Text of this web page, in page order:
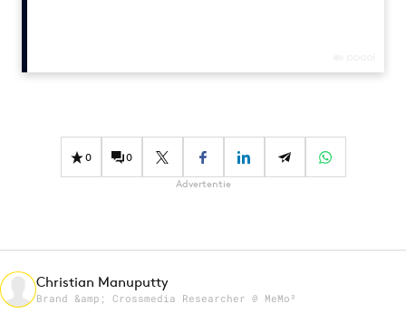
Design
Gedragsverandering
Media
0 0
Advertentie
Christian Manuputty
Brand &amp; Crossmedia Researcher @ MeMo²